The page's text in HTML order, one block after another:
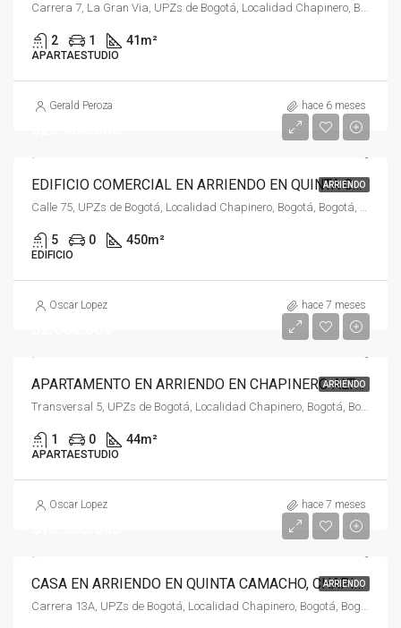
Carrera 7, La Gran Via, UPZs de Bogotá, Localidad Chapinero, Bogotá, Bogotá, Distrito Capital, RAP (Especial) Central, 110221, Colombia
2 1 41 m²
APARTAESTUDIO
Gerald Peroza hace 6 meses
ARRIENDO
EDIFICIO COMERCIAL EN ARRIENDO EN QUINTA CAMACHO, CHAPINERO, BOGOTÁ, D.C
Calle 75, UPZs de Bogotá, Localidad Chapinero, Bogotá, Bogotá, Distrito Capital, RAP (Especial) Central, 110221, Colombia
5 0 450m²
EDIFICIO
Oscar Lopez hace 7 meses
ARRIENDO
APARTAMENTO EN ARRIENDO EN CHAPINERO ALTO, CHAPINERO, BOGOTÁ, D.C
Transversal 5, UPZs de Bogotá, Localidad Chapinero, Bogotá, Bogotá, Distrito Capital, RAP (Especial) Central, 110231, Colombia
1 0 44m²
APARTAESTUDIO
Oscar Lopez hace 7 meses
ARRIENDO
CASA EN ARRIENDO EN QUINTA CAMACHO, CHAPINERO, BOGOTÁ, D.C
Carrera 13A, UPZs de Bogotá, Localidad Chapinero, Bogotá, Bogotá, Distrito Capital, RAP (Especial) Central, 110221, Colombia